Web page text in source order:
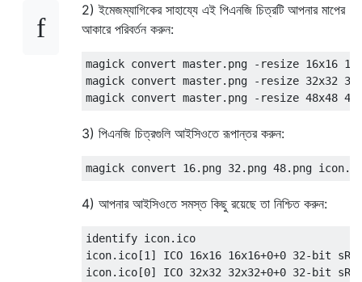
2) ইমেজম্যাগিকের সাহায্যে এই পিএনজি চিত্রটি আপনার মাপের
আকারে পরিবর্তন করুন:
magick convert master.png -resize 16x16
magick convert master.png -resize 32x32
magick convert master.png -resize 48x48
3) পিএনজি চিত্রগুলি আইসিওতে রূপান্তর করুন:
magick convert 16.png 32.png 48.png
4) আপনার আইসিওতে সমস্ত কিছু রয়েছে তা নিশ্চিত করুন:
identify icon.ico
icon.ico[1] ICO 16x16 16x16+0+0 32-bit
icon.ico[0] ICO 32x32 32x32+0+0 32-bit